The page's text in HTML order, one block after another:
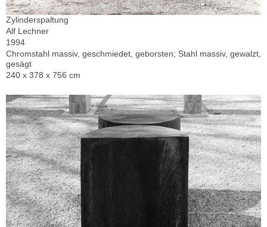
Zylinderspaltung
Alf Lechner
1994
Chromstahl massiv, geschmiedet, geborsten; Stahl massiv, gewalzt,
gesägt
240 x 378 x 756 cm